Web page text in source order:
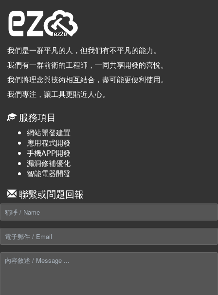
我們是一群平凡的人，但我們有不平凡的能力。
我們有一群前衛的工程師，一同共享開發的喜悅。
我們將理念與技術相互結合，盡可能更便利使用。
我們專注，讓工具更貼近人心。
服務項目
網站開發建置
應用程式開發
手機APP開發
漏洞修補優化
智能電器開發
聯繫或問題回報